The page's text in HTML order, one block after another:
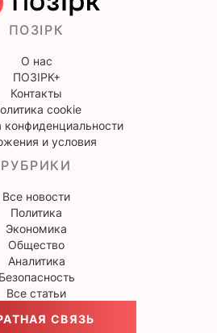
ПОЗІРК
О нас
ПОЗІРК+
Контакты
cookie
конфиденциальности
и условия
РУБРИКИ
Все новости
Политика
Экономика
Общество
Аналитика
Безопасность
Все статьи
СВЯЗЬ